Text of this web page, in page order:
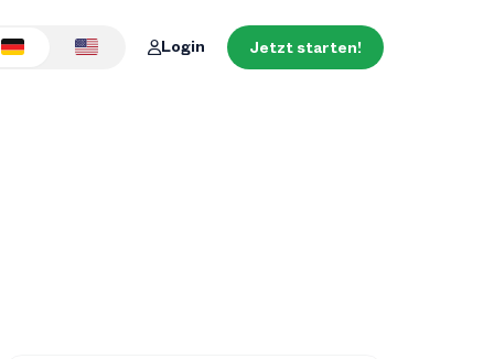
Login Jetzt starten!